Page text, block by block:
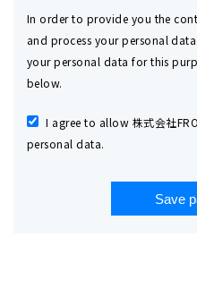
In order to provide you the
and process your personal
your personal data for this
below.
I agree to allow 株式会社
personal data.